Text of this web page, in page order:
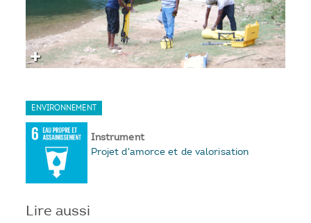
ENVIRONNEMENT
Instrument
Projet d'amorce et de valorisation
Lire aussi